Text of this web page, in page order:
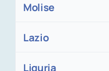
Molise
Lazio
Liguria